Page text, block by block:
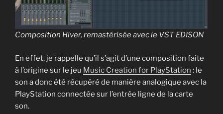
Composition Hiver, remastérisée avec le VST EDISON
En effet, je rappelle qu’il s’agit d’une composition faite
à l’origine sur le jeu Music Creation for PlayStation : le
son a donc été récupéré de manière analogique avec la
PlayStation connectée sur l’entrée ligne de la carte
son.